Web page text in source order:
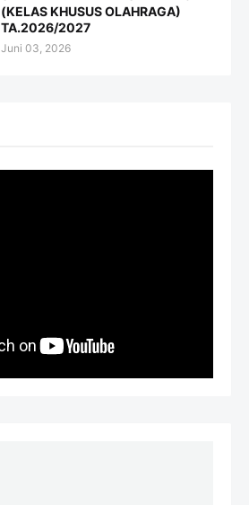
(KELAS KHUSUS OLAHRAGA)
TA.2026/2027
Juni 03, 2026